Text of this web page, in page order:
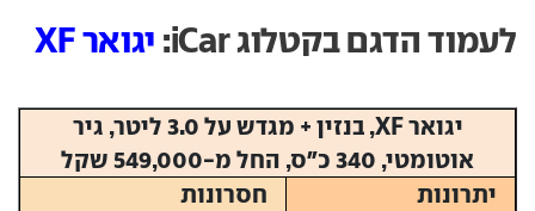
לעמוד הדגם בקטלוג iCar: יגואר XF
יגואר XF, בנזין + מגדש על 3.0 ליטר, גיר
אוטומטי, 340 כ"ס, החל מ-549,000 שקל
יתרונות
חסרונות